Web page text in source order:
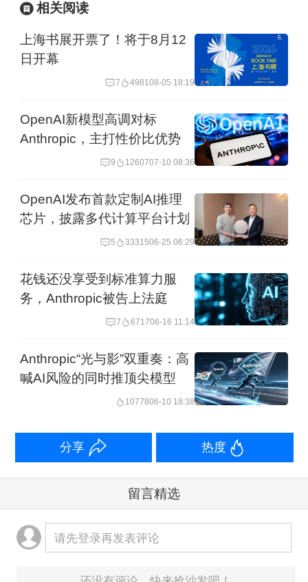
相关阅读
上海书展开票了！将于8月12
日开幕
7 498108-05 18:19
OpenAI新模型高调对标
Anthropic，主打性价比优势
9 1260707-10 08:36
OpenAI发布首款定制AI推理
芯片，披露多代计算平台计划
5 3331506-25 06:29
花钱还没享受到标准算力服
务，Anthropic被告上法庭
7 671706-16 11:14
Anthropic“光与影”双重奏：高
喊AI风险的同时推顶尖模型
1077806-10 18:38
分享 热度
留言精选
请先登录再发表评论